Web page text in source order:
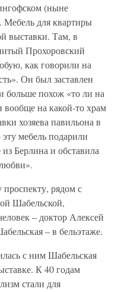
(ныне
Мебель для квартиры
выставки. Там, в
Прохоровский
как говорили на
Он был заставлен
больше похож «то ли на
вообще на какой-то храм
хозяева павильона в
мебель подарили
Берлина и обставила
рядом с
Шабельской,
– доктор Алексей
– в бельэтаже.
с ним Шабельская
К 40 годам
стали для